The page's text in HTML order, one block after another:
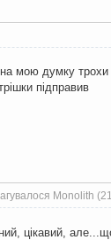
мою думку трохи
підправив
Monolith
цікавий,